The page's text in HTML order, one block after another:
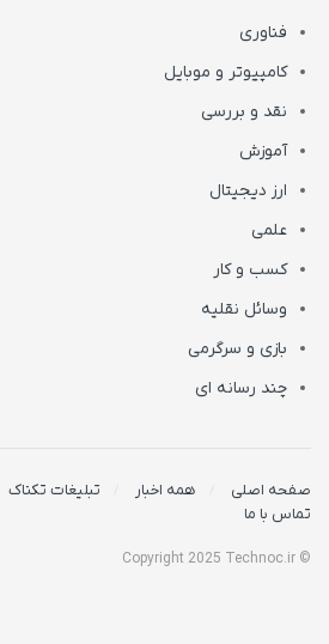
فناوری
کامپیوتر و موبایل
نقد و بررسی
آموزش
ارز دیجیتال
علمی
کسب و کار
وسائل نقلیه
بازی و سرگرمی
چند رسانه ای
صفحه اصلی همه اخبار تبلیغات تکناک
تماس با ما
© Copyright 2025 Technoc.ir